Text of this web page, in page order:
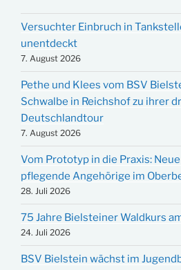
Versuchter Einbruch in
unentdeckt
7. August 2026
Pethe und Klees vom BSV
Schwalbe in Reichshof zu ihrer
Deutschlandtour
7. August 2026
Vom Prototyp in die Praxis:
pflegende Angehörige im
28. Juli 2026
75 Jahre Bielsteiner Waldkurs
24. Juli 2026
BSV Bielstein wächst im